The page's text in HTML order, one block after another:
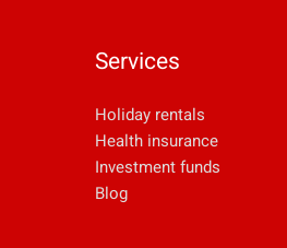
Services
Holiday rentals
Health insurance
Investment funds
Blog